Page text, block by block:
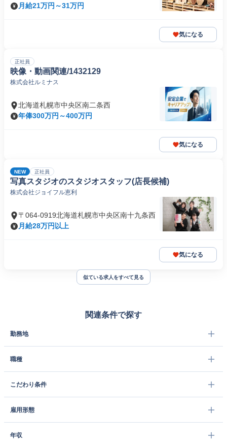
月給21万円～31万円
気になる
正社員
映像・動画関連/1432129
株式会社ルミナス
北海道札幌市中央区南二条西
年俸300万円～400万円
気になる
NEW 正社員
写真スタジオのスタジオスタッフ(店長候補)
株式会社ジョイフル恵利
〒064-0919北海道札幌市中央区南十九条西
月給28万円以上
気になる
似ている求人をすべて見る
関連条件で探す
勤務地
職種
こだわり条件
雇用形態
年収